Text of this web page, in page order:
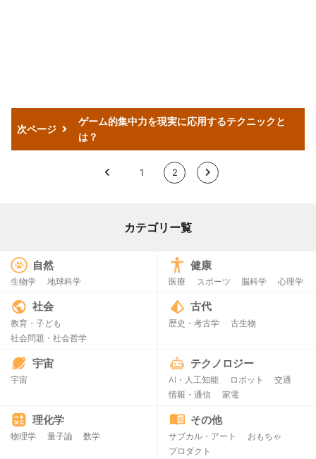
次ページ
ゲーム的集中力を現実に応用するテクニックと
は？
< 1 2 >
カテゴリー覧
自然
生物学 地球科学
健康
医療 スポーツ 脳科学 心理学
社会
教育・子ども
社会問題・社会哲学
古代
歴史・考古学 古生物
宇宙
宇宙
テクノロジー
AI・人工知能 ロボット
交通
情報・通信
家電
理化学
物理学 量子論 数学
その他
サブカル・アート
おもちゃ
プロダクト